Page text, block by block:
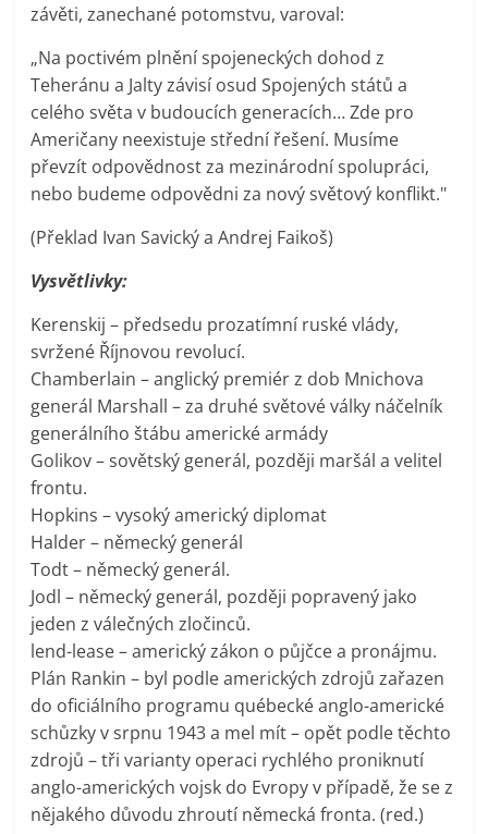
závěti, zanechané potomstvu, varoval:
„Na poctivém plnění spojeneckých dohod z
Teheránu a Jalty závisí osud Spojených států a
celého světa v budoucích generacích… Zde pro
Američany neexistuje střední řešení. Musíme
převzít odpovědnost za mezinárodní spolupráci,
nebo budeme odpovědni za nový světový konflikt."
(Překlad Ivan Savický a Andrej Faikoš)
Vysvětlivky:
Kerenskij – předsedu prozatímní ruské vlády,
svržené Říjnovou revolucí.
Chamberlain – anglický premiér z dob Mnichova
generál Marshall – za druhé světové války náčelník
generálního štábu americké armády
Golikov – sovětský generál, později maršál a velitel
frontu.
Hopkins – vysoký americký diplomat
Halder – německý generál
Todt – německý generál.
Jodl – německý generál, později popravený jako
jeden z válečných zločinců.
lend-lease – americký zákon o půjčce a pronájmu.
Plán Rankin – byl podle amerických zdrojů zařazen
do oficiálního programu québecké anglo-americké
schůzky v srpnu 1943 a mel mít – opět podle těchto
zdrojů – tři varianty operaci rychlého proniknutí
anglo-amerických vojsk do Evropy v případě, že se z
nějakého důvodu zhroutí německá fronta. (red.)